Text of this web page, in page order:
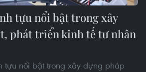
tựu nổi bật trong xây
phát triển kinh tế tư nhân
tựu nổi bật trong xây dựng pháp